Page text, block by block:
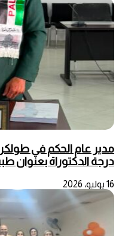
مدير عام الحكم في
درجة الدكتوراة بعنوان
16 يوليو، 2026